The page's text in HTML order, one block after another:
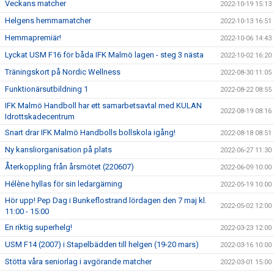
Veckans matcher 2022-10-19 15:13
Helgens hemmamatcher 2022-10-13 16:51
Hemmapremiär! 2022-10-06 14:43
Lyckat USM F16 för båda IFK Malmö lagen - steg 3 nästa 2022-10-02 16:20
Träningskort på Nordic Wellness 2022-08-30 11:05
Funktionärsutbildning 1 2022-08-22 08:55
IFK Malmö Handboll har ett samarbetsavtal med KULAN
Idrottskadecentrum
2022-08-19 08:16
Snart drar IFK Malmö Handbolls bollskola igång! 2022-08-18 08:51
Ny kansliorganisation på plats 2022-06-27 11:30
Återkoppling från årsmötet (220607) 2022-06-09 10:00
Hélène hyllas för sin ledargärning 2022-05-19 10:00
Hör upp! Pep Dag i Bunkeflostrand lördagen den 7 maj kl.
11:00 - 15:00
2022-05-02 12:00
En riktig superhelg! 2022-03-23 12:00
USM F14 (2007) i Stapelbädden till helgen (19-20 mars) 2022-03-16 10:00
Stötta våra seniorlag i avgörande matcher 2022-03-01 15:00